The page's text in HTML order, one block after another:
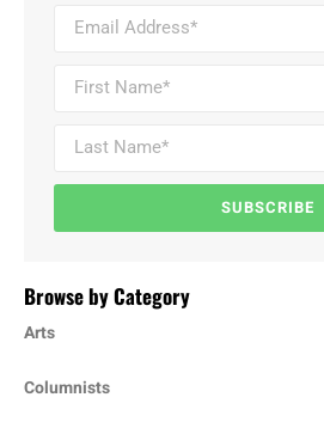
SUBSCRIBE
Browse by Category
Arts
Columnists